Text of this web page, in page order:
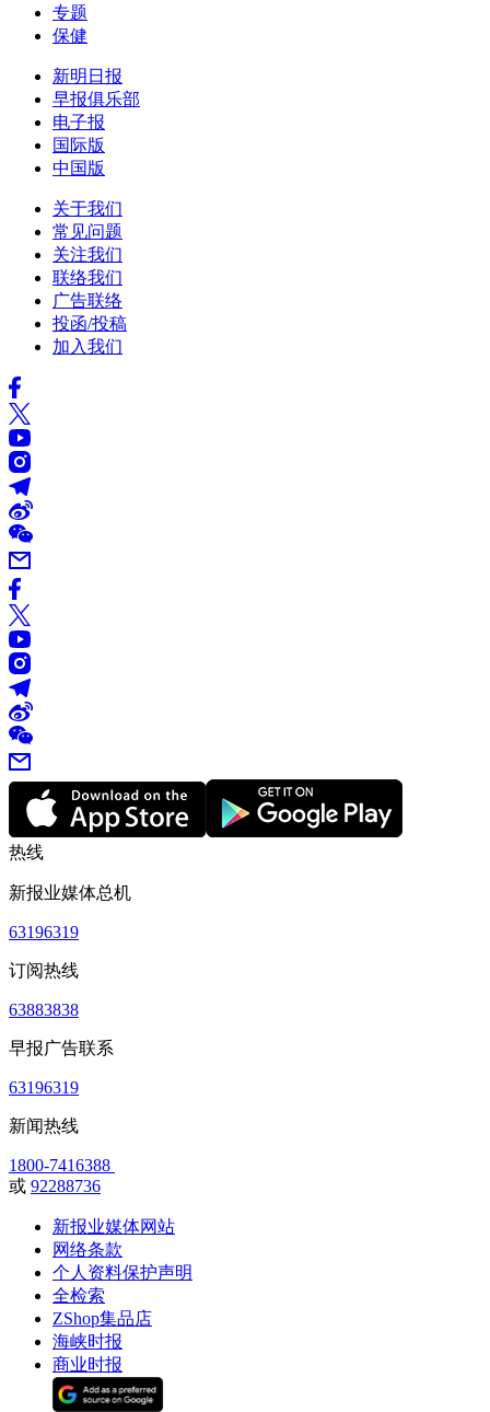
专题
保健
新明日报
早报俱乐部
电子报
国际版
中国版
关于我们
常见问题
关注我们
联络我们
广告联络
投函/投稿
加入我们
热线
新报业媒体总机
63196319
订阅热线
63883838
早报广告联系
63196319
新闻热线
1800-7416388
或 92288736
新报业媒体网站
网络条款
个人资料保护声明
全检索
ZShop集品店
海峡时报
商业时报